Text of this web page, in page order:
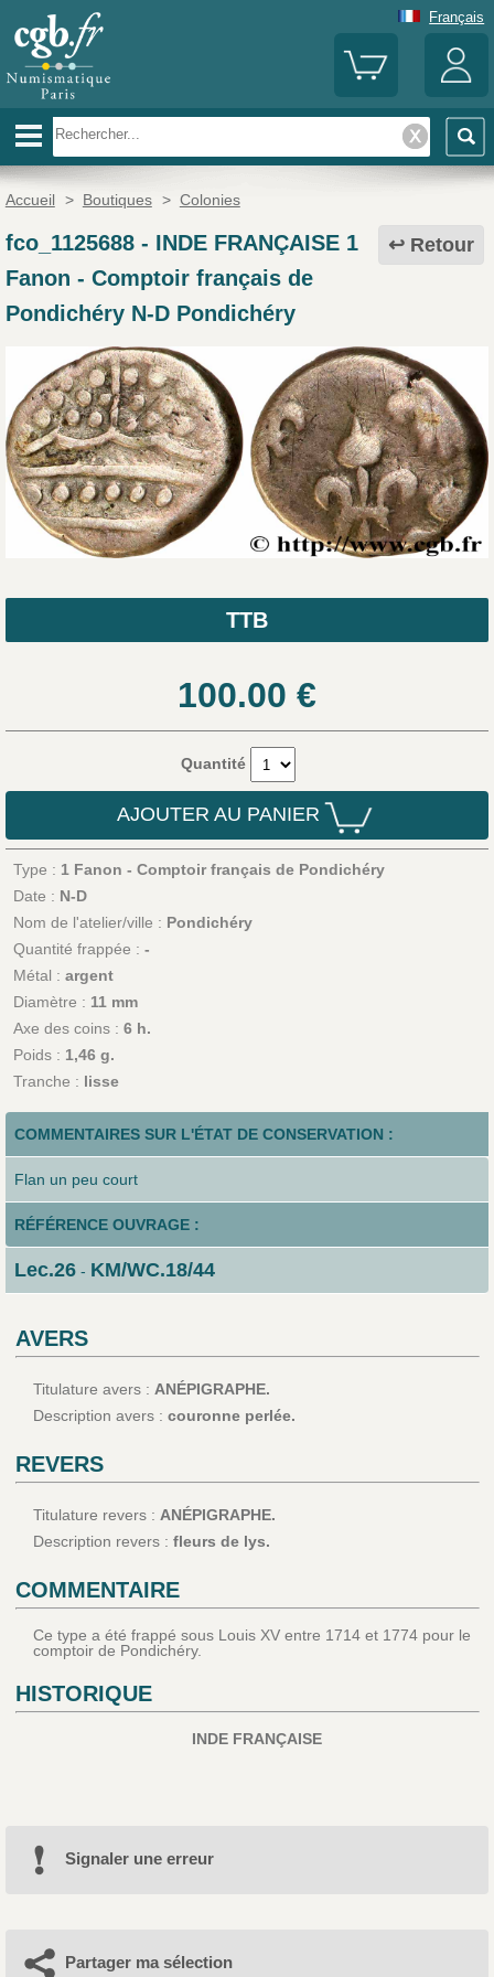
Français
Accueil > Boutiques > Colonies
Retour
fco_1125688- INDE FRANÇAISE 1
Fanon - Comptoir français de
Pondichéry N-D Pondichéry
TTB
100.00 €
Quantité
AJOUTER AU PANIER
Type : 1 Fanon - Comptoir français de Pondichéry
Date : N-D
Nom de l'atelier/ville : Pondichéry
Quantité frappée : -
Métal : argent
Diamètre : 11 mm
Axe des coins : 6 h.
Poids : 1,46 g.
Tranche : lisse
COMMENTAIRES SUR L'ÉTAT DE CONSERVATION :
Flan un peu court
RÉFÉRENCE OUVRAGE :
Lec.26- KM/WC.18/44
AVERS
Titulature avers : ANÉPIGRAPHE.
Description avers : couronne perlée.
REVERS
Titulature revers : ANÉPIGRAPHE.
Description revers : fleurs de lys.
COMMENTAIRE
Ce type a été frappé sous Louis XV entre 1714 et 1774 pour le
comptoir de Pondichéry.
HISTORIQUE
INDE FRANÇAISE
Signaler une erreur
Partager ma sélection